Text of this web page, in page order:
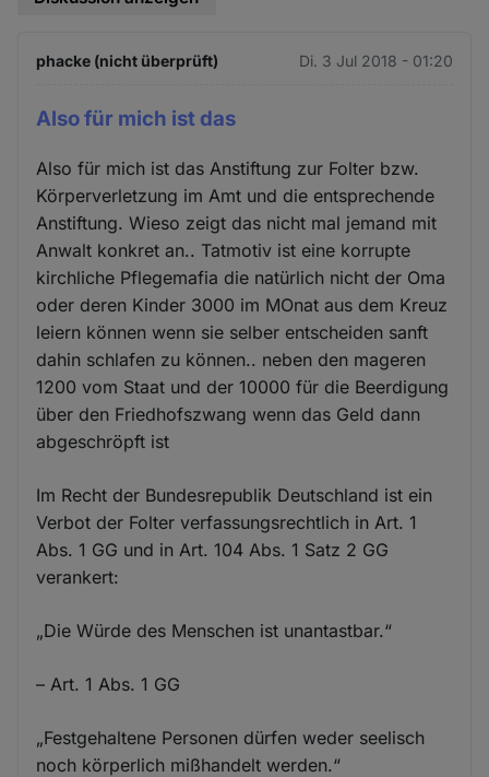
phacke (nicht überprüft) Di. 3 Jul 2018 - 01:20
Also für mich ist das
Also für mich ist das Anstiftung zur Folter bzw.
Körperverletzung im Amt und die entsprechende
Anstiftung. Wieso zeigt das nicht mal jemand mit
Anwalt konkret an.. Tatmotiv ist eine korrupte
kirchliche Pflegemafia die natürlich nicht der Oma
oder deren Kinder 3000 im MOnat aus dem Kreuz
leiern können wenn sie selber entscheiden sanft
dahin schlafen zu können.. neben den mageren
1200 vom Staat und der 10000 für die Beerdigung
über den Friedhofszwang wenn das Geld dann
abgeschröpft ist
Im Recht der Bundesrepublik Deutschland ist ein
Verbot der Folter verfassungsrechtlich in Art. 1
Abs. 1 GG und in Art. 104 Abs. 1 Satz 2 GG
verankert:
„Die Würde des Menschen ist unantastbar.“
– Art. 1 Abs. 1 GG
„Festgehaltene Personen dürfen weder seelisch
noch körperlich mißhandelt werden.“